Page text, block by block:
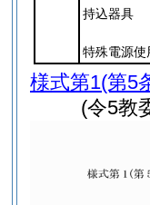
持込器具
特殊電源使
様式第1(第5
(令5教